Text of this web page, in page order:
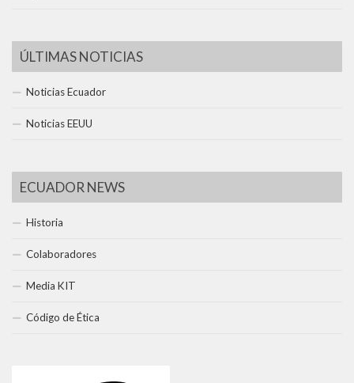
ÚLTIMAS NOTICIAS
Noticias Ecuador
Noticias EEUU
ECUADOR NEWS
Historia
Colaboradores
Media KIT
Código de Ética